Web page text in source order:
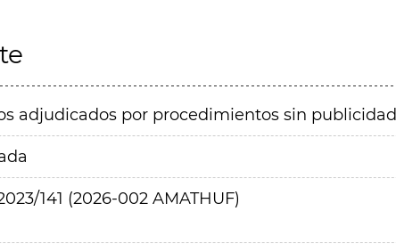
adjudicados por procedimientos sin publicidad
141 (2026-002 AMATHUF)